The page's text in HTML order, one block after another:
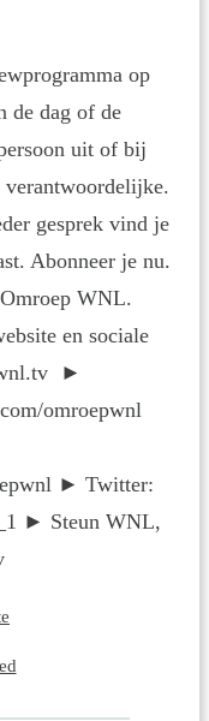
op
de dag of de
uit of bij
gesprek vind je
Abonneer je nu.
WNL.
en sociale
►
omroepwnl
► Twitter:
► Steun WNL,